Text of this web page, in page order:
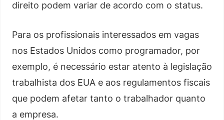
direito podem variar de acordo com o status.
Para os profissionais interessados em vagas
nos Estados Unidos como programador, por
exemplo, é necessário estar atento à legislação
trabalhista dos EUA e aos regulamentos fiscais
que podem afetar tanto o trabalhador quanto
a empresa.